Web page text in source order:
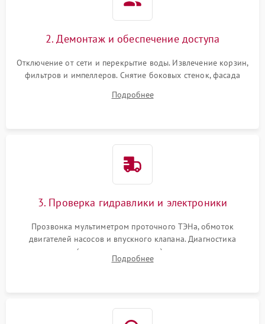
2. Демонтаж и обеспечение доступа
Отключение от сети и перекрытие воды. Извлечение корзин,
фильтров и импеллеров. Снятие боковых стенок, фасада
циркуляционному насосу, ТЭНу и сливной помпе.
Подробнее
3. Проверка гидравлики и электроники
Прозвонка мультиметром проточного ТЭНа, обмоток
двигателей насосов и впускного клапана. Диагностика
прессостата (датчика уровня воды), датчика мутности,
концевика дверцы и электронного модуля управления.
Подробнее